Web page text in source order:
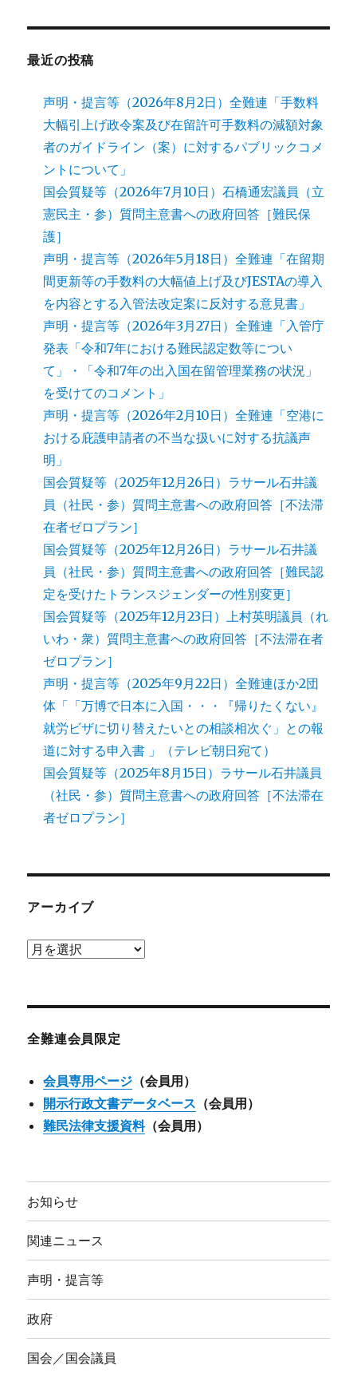
最近の投稿
声明・提言等（2026年8月2日）全難連「手数料
大幅引上げ政令案及び在留許可手数料の減額対象
者のガイドライン（案）に対するパブリックコメ
ントについて」
国会質疑等（2026年7月10日）石橋通宏議員（立
憲民主・参）質問主意書への政府回答［難民保
護］
声明・提言等（2026年5月18日）全難連「在留期
間更新等の手数料の大幅値上げ及びJESTAの導入
を内容とする入管法改定案に反対する意見書」
声明・提言等（2026年3月27日）全難連「入管庁
発表「令和7年における難民認定数等につい
て」・「令和7年の出入国在留管理業務の状況」
を受けてのコメント」
声明・提言等（2026年2月10日）全難連「空港に
おける庇護申請者の不当な扱いに対する抗議声
明」
国会質疑等（2025年12月26日）ラサール石井議
員（社民・参）質問主意書への政府回答［不法滞
在者ゼロプラン］
国会質疑等（2025年12月26日）ラサール石井議
員（社民・参）質問主意書への政府回答［難民認
定を受けたトランスジェンダーの性別変更］
国会質疑等（2025年12月23日）上村英明議員（れ
いわ・衆）質問主意書への政府回答［不法滞在者
ゼロプラン］
声明・提言等（2025年9月22日）全難連ほか2団
体「「万博で日本に入国・・・『帰りたくない』
就労ビザに切り替えたいとの相談相次ぐ」との報
道に対する申入書 」（テレビ朝日宛て）
国会質疑等（2025年8月15日）ラサール石井議員
（社民・参）質問主意書への政府回答［不法滞在
者ゼロプラン］
アーカイブ
ア
ブ
全難連会員限定
会員専用ページ （会員用）
開示行政文書データベース （会員用）
難民法律支援資料（会員用）
お知らせ
関連ニュース
声明・提言等
政府
国会／国会議員